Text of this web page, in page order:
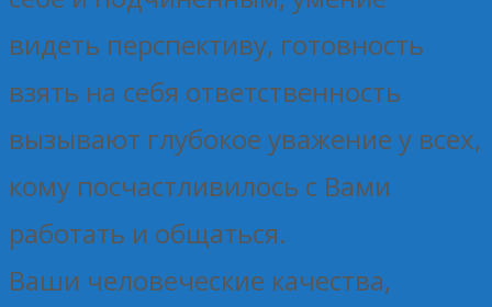
видеть перспективу, готовность
взять на себя ответственность
вызывают глубокое уважение у всех,
кому посчастливилось с Вами
работать и общаться.
Ваши человеческие качества,